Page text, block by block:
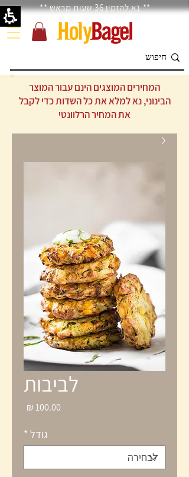
** נא להזמין 36 שעות מראש **
המחירים המוצגים הינם עבור המוצר
הבינוני, נא למלא את כל השדות כדי לקבל
את המחיר הרלוונטי
לביבות
גודל *